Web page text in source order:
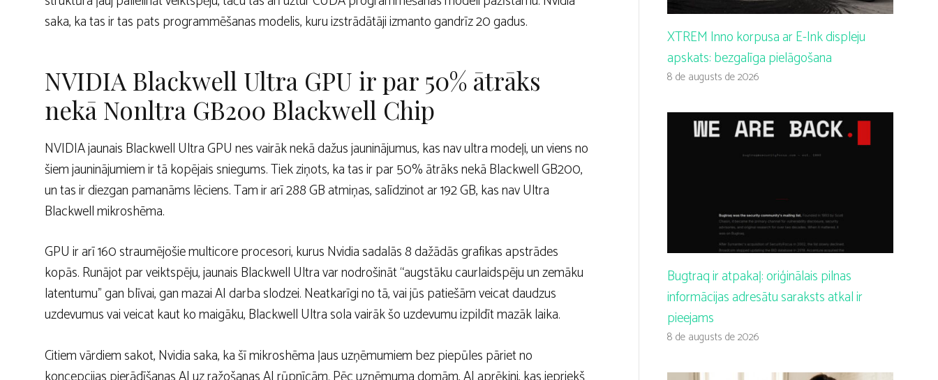
saka, ka tas ir tas pats programmēšanas modelis, kuru izstrādātāji izmanto gandrīz 20 gadus.
NVIDIA Blackwell Ultra GPU ir par 50% ātrāks
nekā Nonltra GB200 Blackwell Chip
NVIDIA jaunais Blackwell Ultra GPU nes vairāk nekā dažus jauninājumus, kas nav ultra modeļi, un viens no
šiem jauninājumiem ir tā kopējais sniegums. Tiek ziņots, ka tas ir par 50% ātrāks nekā Blackwell GB200,
un tas ir diezgan pamanāms lēciens. Tam ir arī 288 GB atmiņas, salīdzinot ar 192 GB, kas nav Ultra
Blackwell mikroshēma.
GPU ir arī 160 straumējošie multicore procesori, kurus Nvidia sadalās 8 dažādās grafikas apstrādes
kopās. Runājot par veiktspēju, jaunais Blackwell Ultra var nodrošināt “augstāku caurlaidspēju un zemāku
latentumu” gan blīvai, gan mazai AI darba slodzei. Neatkarīgi no tā, vai jūs patiešām veicat daudzus
uzdevumus vai veicat kaut ko maigāku, Blackwell Ultra sola vairāk šo uzdevumu izpildīt mazāk laika.
Citiem vārdiem sakot, Nvidia saka, ka šī mikroshēma ļaus uzņēmumiem bez piepūles pāriet no
XTREM Inno korpusa ar E-Ink displeju
apskats: bezgalīga pielāgošana
8 de augusts de 2026
Bugtraq ir atpakaļ: oriģinālais pilnas
informācijas adresātu saraksts atkal ir
pieejams
8 de augusts de 2026